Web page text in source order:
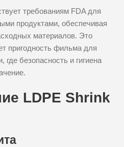
требованиям FDA для
продуктами, обеспечивая
материалов. Это
пригодность фильма для
безопасность и гигиена
LDPE Shrink